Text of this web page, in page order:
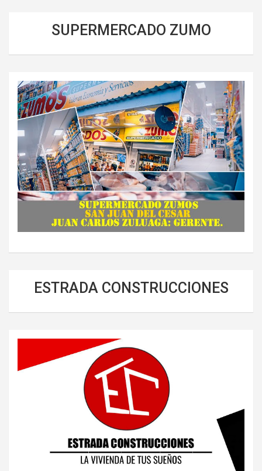
SUPERMERCADO ZUMO
ESTRADA CONSTRUCCIONES